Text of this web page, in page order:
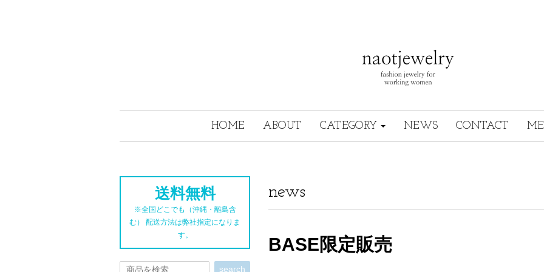
HOME ABOUT CATEGORY NEWS CONTACT
news
BASE限定販売
送料無料
※全国どこでも（沖縄・離島含
む） 配送方法は弊社指定になりま
す。
search